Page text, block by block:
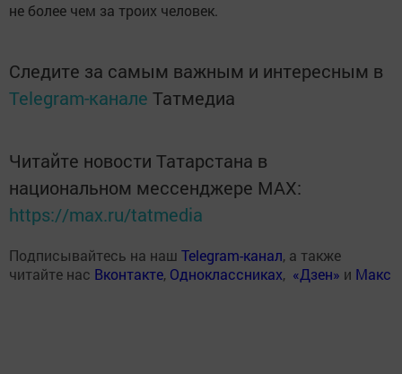
не более чем за троих человек.
Следите за самым важным и интересным в
Telegram-канале Татмедиа
Читайте новости Татарстана в
национальном мессенджере MАХ:
https://max.ru/tatmedia
Подписывайтесь на наш Telegram-канал, а также
читайте нас Вконтакте, Одноклассниках, «Дзен» и Макс